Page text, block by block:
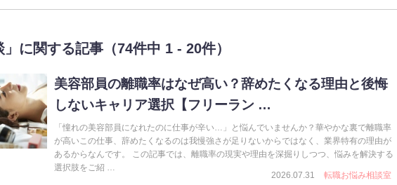
」に関する記事（74件中 1 - 20件）
美容部員の離職率はなぜ高い？辞めたくなる理由と後悔
しないキャリア選択【フリーラン …
「憧れの美容部員になれたのに仕事が辛い…」と悩んでいませんか？華やかな裏で離職率
が高いこの仕事、辞めたくなるのは我慢強さが足りないからではなく、業界特有の理由が
あるからなんです。 この記事では、離職率の現実や理由を深掘りしつつ、悩みを解決する
選択肢をご紹 …
2026.07.31
転職お悩み相談室